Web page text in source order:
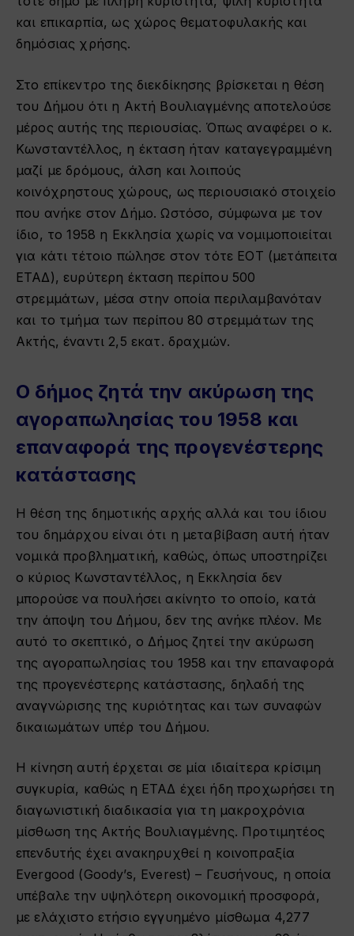
και επικαρπία, ως χώρος θεματοφυλακής και
δημόσιας χρήσης.
Στο επίκεντρο της διεκδίκησης βρίσκεται η θέση
του Δήμου ότι η Ακτή Βουλιαγμένης αποτελούσε
μέρος αυτής της περιουσίας. Όπως αναφέρει ο κ.
Κωνσταντέλλος, η έκταση ήταν καταγεγραμμένη
μαζί με δρόμους, άλση και λοιπούς
κοινόχρηστους χώρους, ως περιουσιακό στοιχείο
που ανήκε στον Δήμο. Ωστόσο, σύμφωνα με τον
ίδιο, το 1958 η Εκκλησία χωρίς να νομιμοποιείται
για κάτι τέτοιο πώλησε στον τότε ΕΟΤ (μετάπειτα
ΕΤΑΔ), ευρύτερη έκταση περίπου 500
στρεμμάτων, μέσα στην οποία περιλαμβανόταν
και το τμήμα των περίπου 80 στρεμμάτων της
Ακτής, έναντι 2,5 εκατ. δραχμών.
Ο δήμος ζητά την ακύρωση της
αγοραπωλησίας του 1958 και
επαναφορά της προγενέστερης
κατάστασης
Η θέση της δημοτικής αρχής αλλά και του ίδιου
του δημάρχου είναι ότι η μεταβίβαση αυτή ήταν
νομικά προβληματική, καθώς, όπως υποστηρίζει
ο κύριος Κωνσταντέλλος, η Εκκλησία δεν
μπορούσε να πουλήσει ακίνητο το οποίο, κατά
την άποψη του Δήμου, δεν της ανήκε πλέον. Με
αυτό το σκεπτικό, ο Δήμος ζητεί την ακύρωση
της αγοραπωλησίας του 1958 και την επαναφορά
της προγενέστερης κατάστασης, δηλαδή της
αναγνώρισης της κυριότητας και των συναφών
δικαιωμάτων υπέρ του Δήμου.
Η κίνηση αυτή έρχεται σε μία ιδιαίτερα κρίσιμη
συγκυρία, καθώς η ΕΤΑΔ έχει ήδη προχωρήσει τη
διαγωνιστική διαδικασία για τη μακροχρόνια
μίσθωση της Ακτής Βουλιαγμένης. Προτιμητέος
επενδυτής έχει ανακηρυχθεί η κοινοπραξία
Evergood (Goody’s, Everest) – Γευσήνους, η οποία
υπέβαλε την υψηλότερη οικονομική προσφορά,
με ελάχιστο ετήσιο εγγυημένο μίσθωμα 4,277